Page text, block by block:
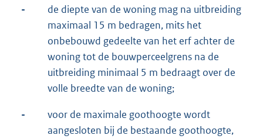
-
de diepte van de woning mag na uitbreiding
maximaal 15 m bedragen, mits het
onbebouwd gedeelte van het erf achter de
woning tot de bouwperceelgrens na de
uitbreiding minimaal 5 m bedraagt over de
volle breedte van de woning;
-
voor de maximale goothoogte wordt
aangesloten bij de bestaande goothoogte,